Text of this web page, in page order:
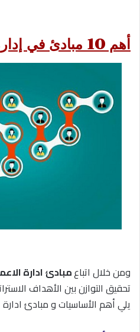
أهم 10 مبادئ في إدارة الأعمال
ومن خلال اتباعمبادئ ادارة
تحقيق التوازن بين الأهداف
يلي أهم الأساسيات و مبادئ ادارة